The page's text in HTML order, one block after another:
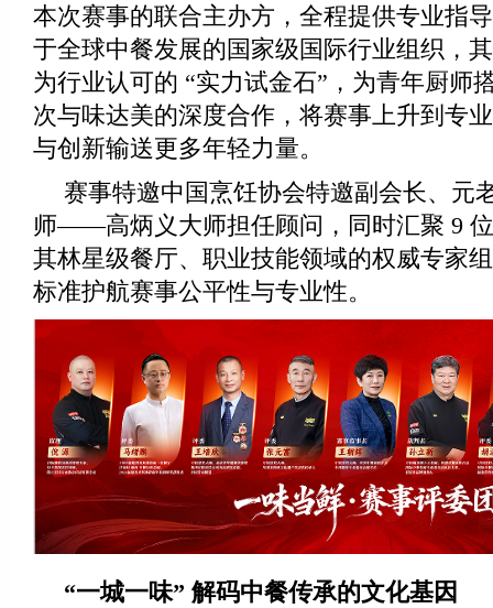
本次赛事的联合主办方，全程提供专业指
于全球中餐发展的国家级国际行业组织，
为行业认可的 “实力试金石”，为青年厨师
次与味达美的深度合作，将赛事上升到专
与创新输送更多年轻力量。
赛事特邀中国烹饪协会特邀副会长、元
师——高炳义大师担任顾问，同时汇聚 9
其林星级餐厅、职业技能领域的权威专家
标准护航赛事公平性与专业性。
“一城一味” 解码中餐传承的文化基因